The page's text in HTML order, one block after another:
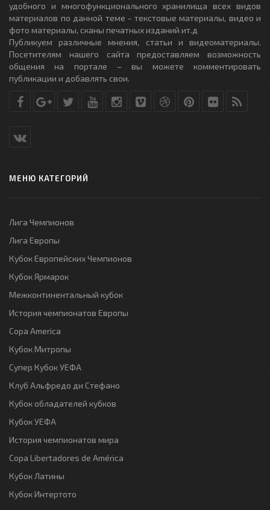
удобного и многофункционального хранилища всех видов
материалов по данной теме - текстовые материалы, видео и
фото материалы, сканы печатных изданий ит.д
Публикуем различные мнения, статьи и видеоматериалы.
Посетителям нашего сайта предоставляем возможность
общения на портале – вы можете комментировать
публикации и добавлять свои.
МЕНЮ КАТЕГОРИЙ
Лига Чемпионов
Лига Европы
Кубок Европейских Чемпионов
Кубок Ярмарок
Межконтинентальный кубок
История чемпионатов Европы
Copa America
Кубок Митропы
Супер Кубок УЕФА
Клуб Альфредо ди Стефано
Кубок обладателей кубков
Кубок УЕФА
История чемпионатов мира
Copa Libertadores de América
Кубок Латины
Кубок Интертото